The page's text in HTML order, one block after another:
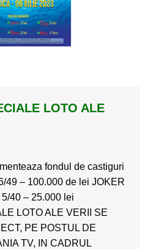
LOTO ALE
fondul de castiguri
49 – 100.000 de lei JOKER
40 – 25.000 lei
LOTO ALE VERII SE
PE POSTUL DE
TV, IN CADRUL